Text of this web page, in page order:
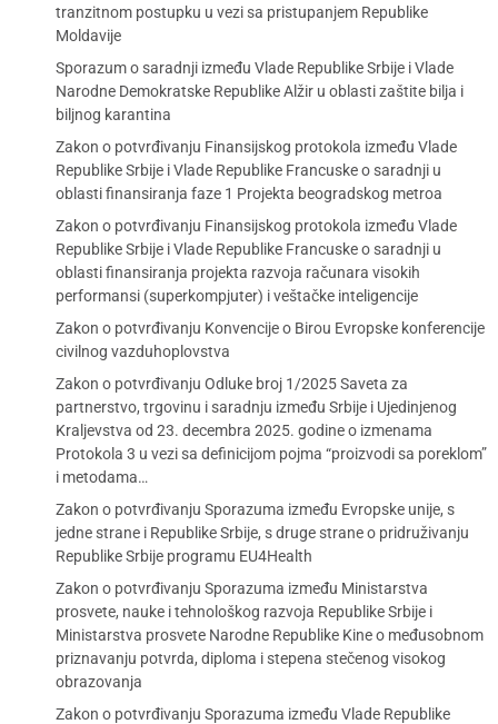
tranzitnom postupku u vezi sa pristupanjem Republike
Moldavije
Sporazum o saradnji između Vlade Republike Srbije i Vlade
Narodne Demokratske Republike Alžir u oblasti zaštite bilja i
biljnog karantina
Zakon o potvrđivanju Finansijskog protokola između Vlade
Republike Srbije i Vlade Republike Francuske o saradnji u
oblasti finansiranja faze 1 Projekta beogradskog metroa
Zakon o potvrđivanju Finansijskog protokola između Vlade
Republike Srbije i Vlade Republike Francuske o saradnji u
oblasti finansiranja projekta razvoja računara visokih
performansi (superkompjuter) i veštačke inteligencije
Zakon o potvrđivanju Konvencije o Birou Evropske konferencije
civilnog vazduhoplovstva
Zakon o potvrđivanju Odluke broj 1/2025 Saveta za
partnerstvo, trgovinu i saradnju između Srbije i Ujedinjenog
Kraljevstva od 23. decembra 2025. godine o izmenama
Protokola 3 u vezi sa definicijom pojma “proizvodi sa poreklom”
i metodama…
Zakon o potvrđivanju Sporazuma između Evropske unije, s
jedne strane i Republike Srbije, s druge strane o pridruživanju
Republike Srbije programu EU4Health
Zakon o potvrđivanju Sporazuma između Ministarstva
prosvete, nauke i tehnološkog razvoja Republike Srbije i
Ministarstva prosvete Narodne Republike Kine o međusobnom
priznavanju potvrda, diploma i stepena stečenog visokog
obrazovanja
Zakon o potvrđivanju Sporazuma između Vlade Republike